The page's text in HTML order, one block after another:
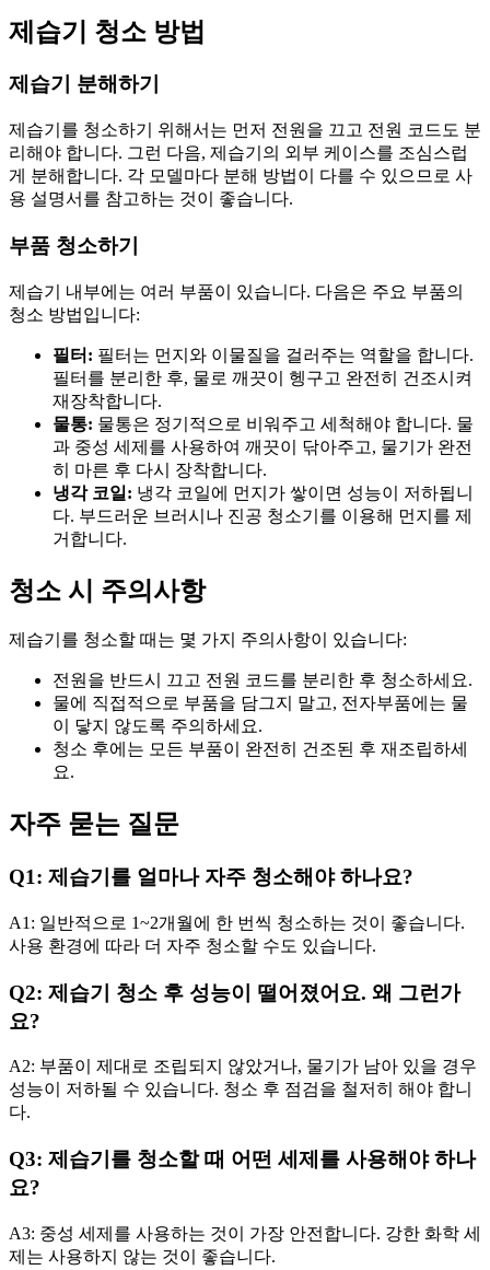
제습기 청소 방법
제습기 분해하기
제습기를 청소하기 위해서는 먼저 전원을 끄고 전원 코드도 분
리해야 합니다. 그런 다음, 제습기의 외부 케이스를 조심스럽
게 분해합니다. 각 모델마다 분해 방법이 다를 수 있으므로 사
용 설명서를 참고하는 것이 좋습니다.
부품 청소하기
제습기 내부에는 여러 부품이 있습니다. 다음은 주요 부품의
청소 방법입니다:
필터: 필터는 먼지와 이물질을 걸러주는 역할을 합니다.
필터를 분리한 후, 물로 깨끗이 헹구고 완전히 건조시켜
재장착합니다.
물통: 물통은 정기적으로 비워주고 세척해야 합니다. 물
과 중성 세제를 사용하여 깨끗이 닦아주고, 물기가 완전
히 마른 후 다시 장착합니다.
냉각 코일: 냉각 코일에 먼지가 쌓이면 성능이 저하됩니
다. 부드러운 브러시나 진공 청소기를 이용해 먼지를 제
거합니다.
청소 시 주의사항
제습기를 청소할 때는 몇 가지 주의사항이 있습니다:
전원을 반드시 끄고 전원 코드를 분리한 후 청소하세요.
물에 직접적으로 부품을 담그지 말고, 전자부품에는 물
이 닿지 않도록 주의하세요.
청소 후에는 모든 부품이 완전히 건조된 후 재조립하세
요.
자주 묻는 질문
Q1: 제습기를 얼마나 자주 청소해야 하나요?
A1: 일반적으로 1~2개월에 한 번씩 청소하는 것이 좋습니다.
사용 환경에 따라 더 자주 청소할 수도 있습니다.
Q2: 제습기 청소 후 성능이 떨어졌어요. 왜 그런가
요?
A2: 부품이 제대로 조립되지 않았거나, 물기가 남아 있을 경우
성능이 저하될 수 있습니다. 청소 후 점검을 철저히 해야 합니
다.
Q3: 제습기를 청소할 때 어떤 세제를 사용해야 하나
요?
A3: 중성 세제를 사용하는 것이 가장 안전합니다. 강한 화학 세
제는 사용하지 않는 것이 좋습니다.